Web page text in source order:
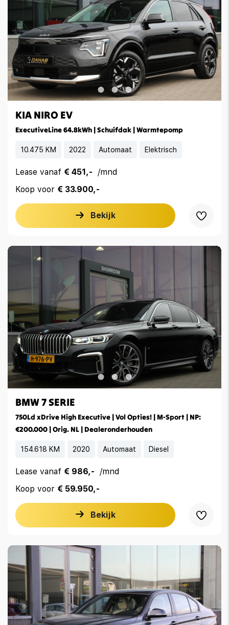
KIA NIRO EV
ExecutiveLine 64.8kWh | Schuifdak | Warmtepomp
10.475 KM 2022 Automaat Elektrisch
Lease vanaf € 451,-
/mnd
Koop voor € 33.900,-
Bekijk
BMW 7 SERIE
750Ld xDrive High Executive | Vol Opties! | M-Sport | NP:
€200.000 | Orig. NL | Dealeronderhouden
154.618 KM 2020 Automaat Diesel
Lease vanaf € 986,-
/mnd
Koop voor € 59.950,-
Bekijk